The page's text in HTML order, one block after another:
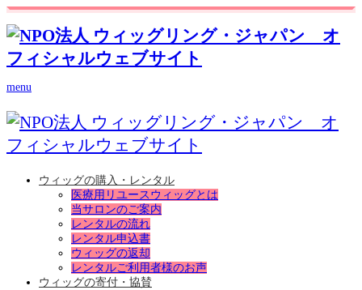
menu
ウィッグの購入・レンタル
医療用リユースウィッグとは
当サロンのご案内
レンタルの流れ
レンタル申込書
ウィッグの返却
レンタルご利用者様のお声
ウィッグの寄付・協賛